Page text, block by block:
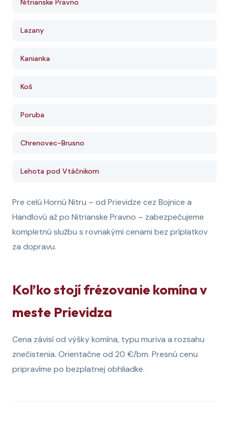
Nitrianske Pravno
Lazany
Kanianka
Koš
Poruba
Chrenovec-Brusno
Lehota pod Vtáčnikom
Pre celú Hornú Nitru – od Prievidze cez Bojnice a
Handlovú až po Nitrianske Pravno – zabezpečujeme
kompletnú službu s rovnakými cenami bez príplatkov
za dopravu.
Koľko stojí frézovanie komína v
meste Prievidza
Cena závisí od výšky komína, typu muriva a rozsahu
znečistenia. Orientačne od 20 €/bm. Presnú cenu
pripravíme po bezplatnej obhliadke.